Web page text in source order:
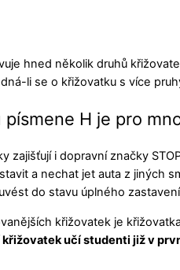
hned několik druhů
li se o křižovatku s více
písmene H je pro
zajišťují i dopravní značky
a nechat jet auta z jiných
do stavu úplného
křižovatek je
učí studenti již v